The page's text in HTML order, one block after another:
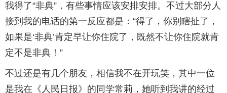
我得了“非典”，有些事情应该安排安排。不过大部分人
接到我的电话的第一反应都是：“得了，你别瞎扯了，
如果是‘非典’肯定早让你住院了，既然不让你住院就肯
定不是非典！”
不过还是有几个朋友，相信我不在开玩笑，其中一位
是我在《人民日报》的同学常莉，她听到我讲的经过